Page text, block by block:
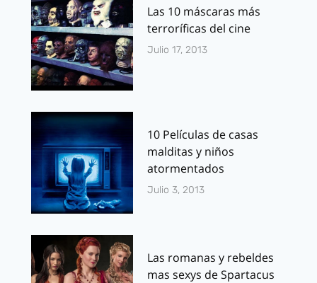
Las 10 máscaras más
terroríficas del cine
Julio 17, 2013
10 Películas de casas
malditas y niños
atormentados
Julio 3, 2013
Las romanas y rebeldes
mas sexys de Spartacus